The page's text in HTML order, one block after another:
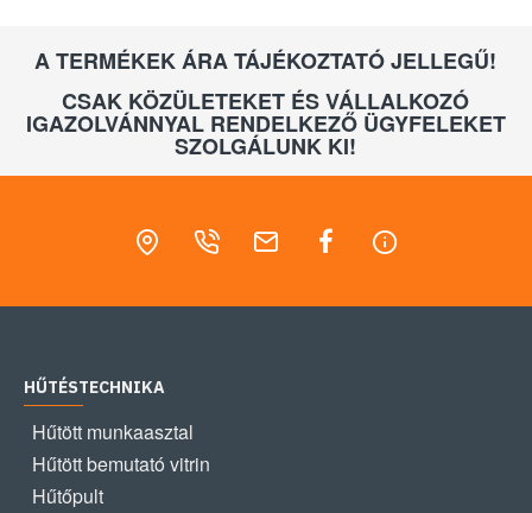
A TERMÉKEK ÁRA TÁJÉKOZTATÓ JELLEGŰ!
CSAK KÖZÜLETEKET ÉS VÁLLALKOZÓ
IGAZOLVÁNNYAL RENDELKEZŐ ÜGYFELEKET
SZOLGÁLUNK KI!
HŰTÉSTECHNIKA
Hűtött munkaasztal
Hűtött bemutató vitrin
Hűtőpult